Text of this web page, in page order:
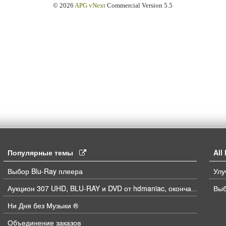
© 2026APG vNext Commercial Version 5.5
Популярные темы
Выбор Blu-Ray плеера
Ни Дня без Музыки ®
Объединение заказов
All